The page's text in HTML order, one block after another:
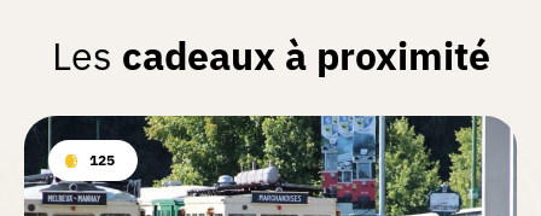
Les cadeaux à proximité
125